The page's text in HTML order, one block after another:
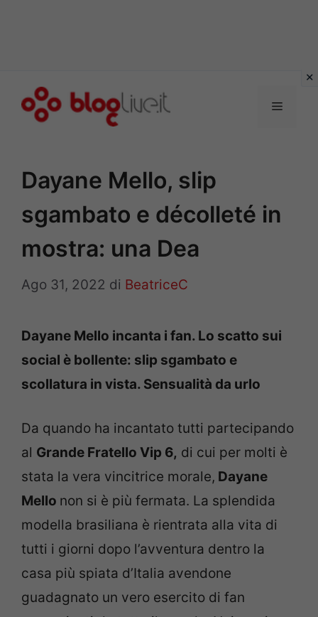
Menu
Dayane Mello, slip
sgambato e décolleté in
mostra: una Dea
Ago 31, 2022 di BeatriceC
Dayane Mello incanta i fan. Lo scatto sui
social è bollente: slip sgambato e
scollatura in vista. Sensualità da urlo
Da quando ha incantato tutti partecipando
al Grande Fratello Vip 6, di cui per molti è
stata la vera vincitrice morale, Dayane
Mello non si è più fermata. La splendida
modella brasiliana è rientrata alla vita di
tutti i giorni dopo l’avventura dentro la
casa più spiata d’Italia avendone
guadagnato un vero esercito di fan